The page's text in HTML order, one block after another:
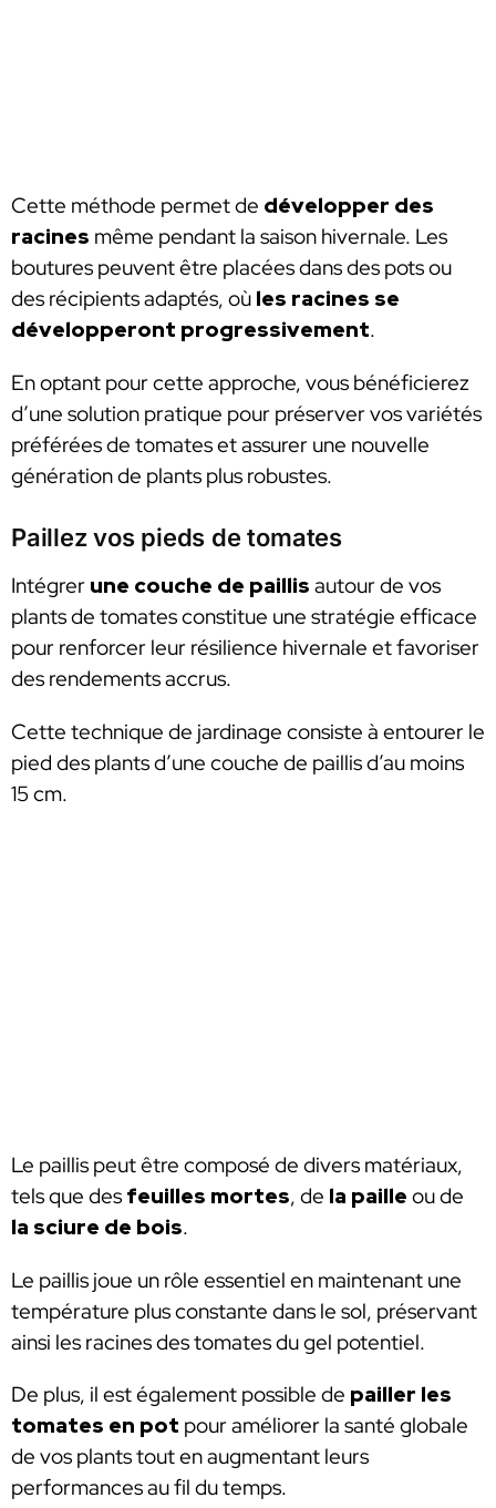
Cette méthode permet de développer des
racines même pendant la saison hivernale. Les
boutures peuvent être placées dans des pots ou
des récipients adaptés, où les racines se
développeront progressivement.
En optant pour cette approche, vous bénéficierez
d’une solution pratique pour préserver vos variétés
préférées de tomates et assurer une nouvelle
génération de plants plus robustes.
Paillez vos pieds de tomates
Intégrer une couche de paillis autour de vos
plants de tomates constitue une stratégie efficace
pour renforcer leur résilience hivernale et favoriser
des rendements accrus.
Cette technique de jardinage consiste à entourer le
pied des plants d’une couche de paillis d’au moins
15 cm.
Le paillis peut être composé de divers matériaux,
tels que des feuilles mortes, de la paille ou de
la sciure de bois.
Le paillis joue un rôle essentiel en maintenant une
température plus constante dans le sol, préservant
ainsi les racines des tomates du gel potentiel.
De plus, il est également possible de pailler les
tomates en pot pour améliorer la santé globale
de vos plants tout en augmentant leurs
performances au fil du temps.